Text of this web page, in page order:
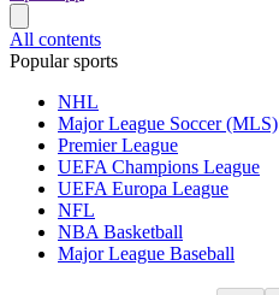
All contents
Popular sports
NHL
Major League Soccer (MLS)
Premier League
UEFA Champions League
UEFA Europa League
NFL
NBA Basketball
Major League Baseball